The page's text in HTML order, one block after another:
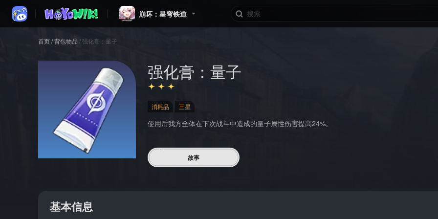
崩坏：星穹铁道
首页/背包物品 /强化膏：量子
强化膏：量子
消耗品 三星
使用后我方全体在下次战斗中造成的量子属性伤害提高24%。
故事
基本信息